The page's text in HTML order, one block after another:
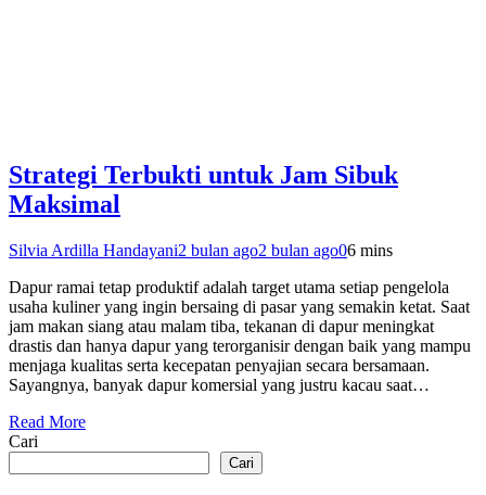
Strategi Terbukti untuk Jam Sibuk
Maksimal
Silvia Ardilla Handayani2 bulan ago2 bulan ago06 mins
Dapur ramai tetap produktif adalah target utama setiap pengelola
usaha kuliner yang ingin bersaing di pasar yang semakin ketat. Saat
jam makan siang atau malam tiba, tekanan di dapur meningkat
drastis dan hanya dapur yang terorganisir dengan baik yang mampu
menjaga kualitas serta kecepatan penyajian secara bersamaan.
Sayangnya, banyak dapur komersial yang justru kacau saat…
Read More
Cari
Cari